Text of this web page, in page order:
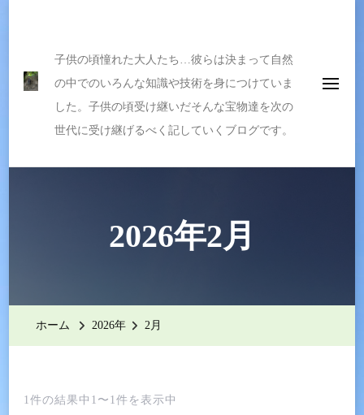
子供の頃憧れた大人たち…彼らは決まって自然
の中でのいろんな知識や技術を身につけていま
した。子供の頃受け継いだそんな宝物達を次の
世代に受け継げるべく記していくブログです。
2026年2月
ホーム 2026年 2月
1件の結果中1〜1件を表示中